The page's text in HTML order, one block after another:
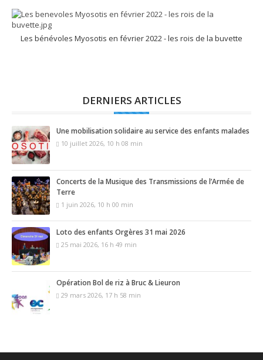
Les bénévoles Myosotis en février 2022 - les rois de la buvette
DERNIERS ARTICLES
Une mobilisation solidaire au service des enfants malades
10 juillet 2026, 10 h 08 min
Concerts de la Musique des Transmissions de l’Armée de
Terre
1 juin 2026, 10 h 00 min
Loto des enfants Orgères 31 mai 2026
25 mai 2026, 16 h 49 min
Opération Bol de riz à Bruc & Lieuron
29 mars 2026, 17 h 58 min